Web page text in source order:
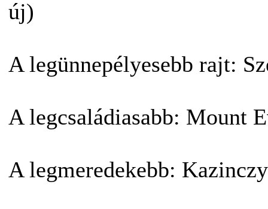
új)
A legünnepélyesebb rajt:
A legcsaládiasabb: Mount
A legmeredekebb: